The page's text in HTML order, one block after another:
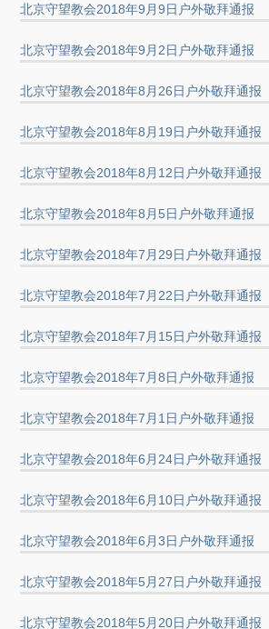
北京守望教会2018年9月9日户外敬拜通报
北京守望教会2018年9月2日户外敬拜通报
北京守望教会2018年8月26日户外敬拜通报
北京守望教会2018年8月19日户外敬拜通报
北京守望教会2018年8月12日户外敬拜通报
北京守望教会2018年8月5日户外敬拜通报
北京守望教会2018年7月29日户外敬拜通报
北京守望教会2018年7月22日户外敬拜通报
北京守望教会2018年7月15日户外敬拜通报
北京守望教会2018年7月8日户外敬拜通报
北京守望教会2018年7月1日户外敬拜通报
北京守望教会2018年6月24日户外敬拜通报
北京守望教会2018年6月10日户外敬拜通报
北京守望教会2018年6月3日户外敬拜通报
北京守望教会2018年5月27日户外敬拜通报
北京守望教会2018年5月20日户外敬拜通报